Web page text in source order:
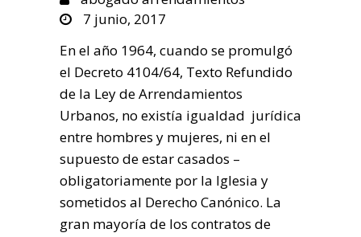
7 junio, 2017
En el año 1964, cuando se promulgó
el Decreto 4104/64, Texto Refundido
de la Ley de Arrendamientos
Urbanos, no existía igualdad jurídica
entre hombres y mujeres, ni en el
supuesto de estar casados –
obligatoriamente por la Iglesia y
sometidos al Derecho Canónico. La
gran mayoría de los contratos de